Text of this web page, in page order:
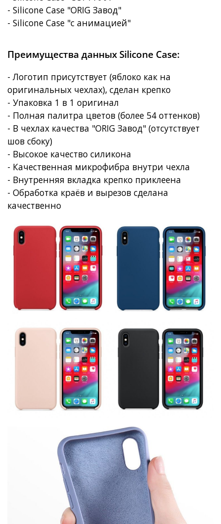
- Silicone Case "ORIG Завод"
- Silicone Case "с анимацией"
Преимущества данных Silicone Case:
- Логотип присутствует (яблоко как на
оригинальных чехлах), сделан крепко
- Упаковка 1 в 1 оригинал
- Полная палитра цветов (более 54 оттенков)
- В чехлах качества "ORIG Завод" (отсутствует
шов сбоку)
- Высокое качество силикона
- Качественная микрофибра внутри чехла
- Внутренняя вкладка крепко приклеена
- Обработка краёв и вырезов сделана
качественно